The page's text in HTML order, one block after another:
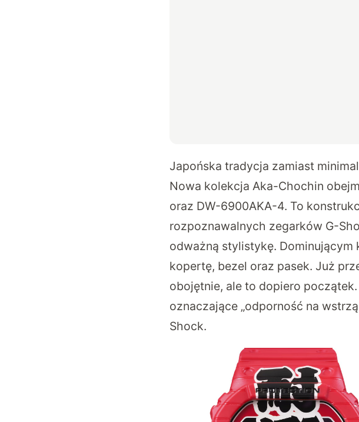
Japońska tradycja zamiast
Nowa kolekcja Aka-Chochin
oraz DW-6900AKA-4. To
rozpoznawalnych zegarków G-
odważną stylistykę.
kopertę, bezel oraz pasek. Już
obojętnie, ale to dopiero
oznaczające „odporność na
Shock.